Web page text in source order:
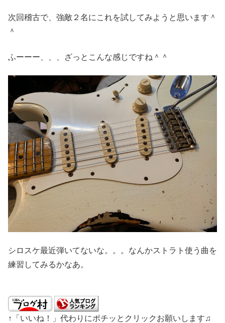
次回稽古で、強敵２名にこれを試してみようと思います＾
＾
ふーーー、、、ざっとこんな感じですね＾＾
シロスケ最近弾いてないな。。。なんかストラト使う曲を
練習してみるかなあ。
↑「いいね！」代わりにポチッとクリックお願いします♫